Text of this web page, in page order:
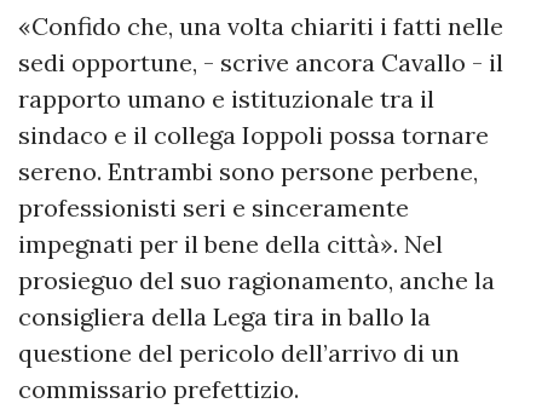
«Confido che, una volta chiariti i fatti nelle
sedi opportune, - scrive ancora Cavallo - il
rapporto umano e istituzionale tra il
sindaco e il collega Ioppoli possa tornare
sereno. Entrambi sono persone perbene,
professionisti seri e sinceramente
impegnati per il bene della città». Nel
prosieguo del suo ragionamento, anche la
consigliera della Lega tira in ballo la
questione del pericolo dell’arrivo di un
commissario prefettizio.